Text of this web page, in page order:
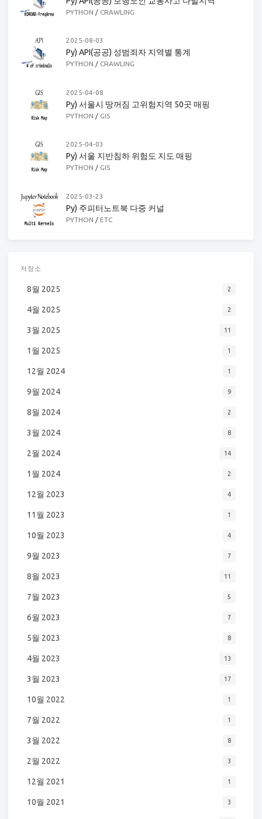
PYTHON / CRAWLING
2025-08-03
Py) API(공공) 성범죄자 지역별 통계
PYTHON / CRAWLING
2025-04-08
Py) 서울시 땅꺼짐 고위험지역 50곳 매핑
PYTHON / GIS
2025-04-03
Py) 서울 지반침하 위험도 지도 매핑
PYTHON / GIS
2025-03-23
Py) 주피터노트북 다중 커널
PYTHON / ETC
저장소
8월 2025 2
4월 2025 2
3월 2025 11
1월 2025 1
12월 2024 1
9월 2024 9
8월 2024 2
3월 2024 8
2월 2024 14
1월 2024 2
12월 2023 4
11월 2023 1
10월 2023 4
9월 2023 7
8월 2023 11
7월 2023 5
6월 2023 7
5월 2023 8
4월 2023 13
3월 2023 17
10월 2022 1
7월 2022 1
3월 2022 8
2월 2022 3
12월 2021 1
10월 2021 3